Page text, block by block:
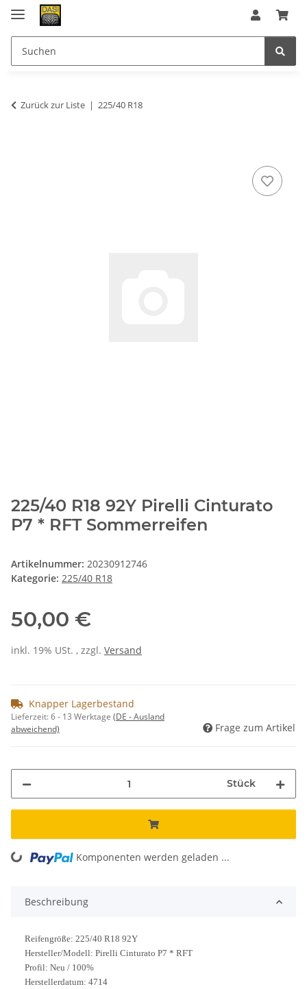
Zurück zur Liste 225/40 R18
225/40 R18 92Y Pirelli Cinturato
P7 * RFT Sommerreifen
Artikelnummer: 20230912746
Kategorie: 225/40 R18
50,00 €
inkl. 19% USt. , zzgl. Versand
Knapper Lagerbestand
Lieferzeit:6 - 13 Werktage (DE - Ausland
abweichend)
Frage zum Artikel
Stück
Loading... Komponenten werden geladen ...
Beschreibung
Reifengröße: 225/40 R18 92Y
Hersteller/Modell: Pirelli Cinturato P7 * RFT
Profil: Neu / 100%
Herstellerdatum: 4714